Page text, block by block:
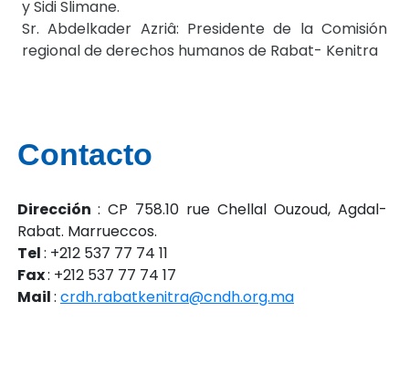
y Sidi Slimane.
Sr. Abdelkader Azriâ: Presidente de la Comisión
regional de derechos humanos de Rabat- Kenitra
Contacto
Dirección : CP 758.10 rue Chellal Ouzoud, Agdal-
Rabat. Marrueccos.
Tel: +212 537 77 74 11
Fax: +212 537 77 74 17
Mail: crdh.rabatkenitra@cndh.org.ma